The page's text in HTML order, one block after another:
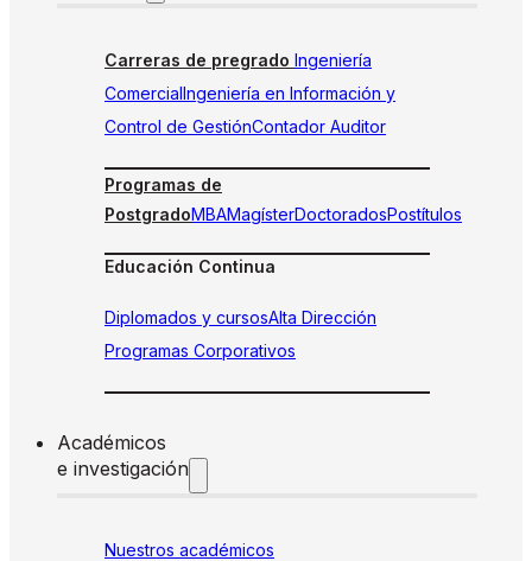
Carreras de pregrado Ingeniería
ComercialIngeniería en Información y
Control de GestiónContador Auditor
Programas de
PostgradoMBAMagísterDoctoradosPostítulos
Educación Continua
Diplomados y cursosAlta Dirección
Programas Corporativos
Académicos
e investigación
Nuestros académicos